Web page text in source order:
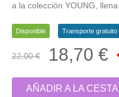
a la colección YOUNG,
Disponible Transporte gratuito
22,00 € 18,70 €
AÑADIR A LA CESTA